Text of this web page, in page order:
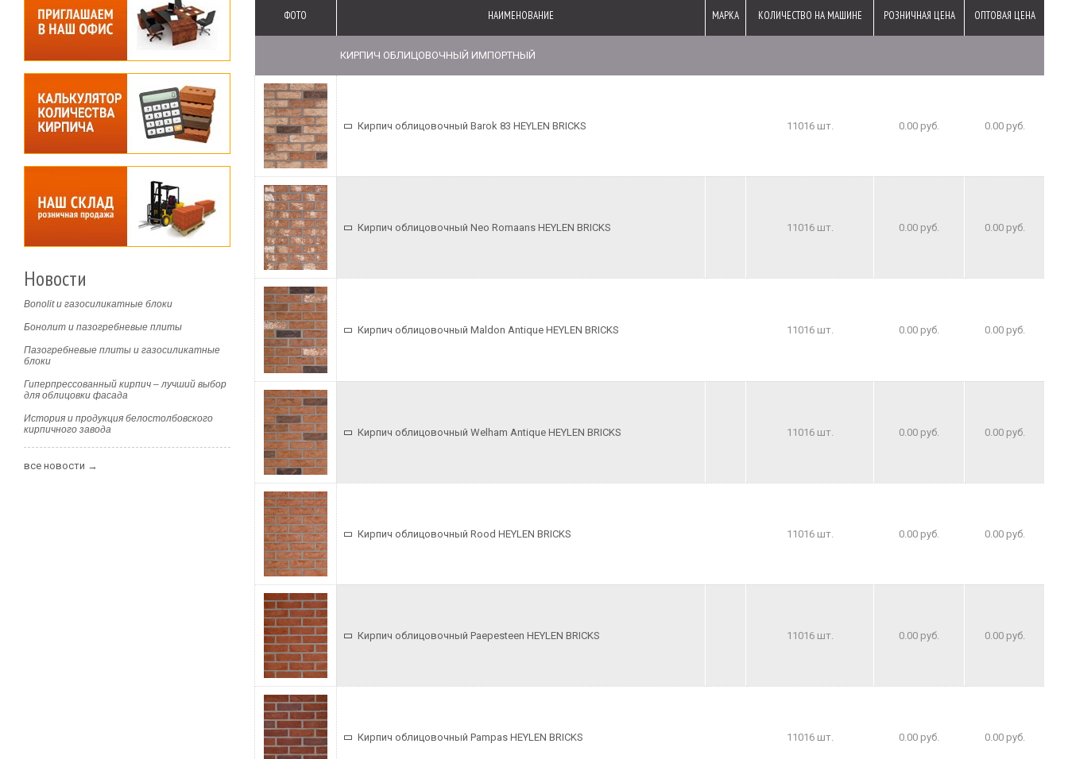
ФОТО НАИМЕНОВАНИЕ МАРКА КОЛИЧЕСТВО НА МАШИНЕ РОЗНИЧНАЯ ЦЕНА ОПТОВАЯ ЦЕНА
КИРПИЧ ОБЛИЦОВОЧНЫЙ ИМПОРТНЫЙ
Кирпич облицовочный Barok 83 HEYLEN BRICKS 11016 шт. 0.00 руб. 0.00 руб.
Кирпич облицовочный Neo Romaans HEYLEN BRICKS 11016 шт. 0.00 руб. 0.00 руб.
Кирпич облицовочный Maldon Antique HEYLEN BRICKS 11016 шт. 0.00 руб. 0.00 руб.
Кирпич облицовочный Welham Antique HEYLEN BRICKS 11016 шт. 0.00 руб. 0.00 руб.
Кирпич облицовочный Rood HEYLEN BRICKS 11016 шт. 0.00 руб. 0.00 руб.
Кирпич облицовочный Paepesteen HEYLEN BRICKS 11016 шт. 0.00 руб. 0.00 руб.
Кирпич облицовочный Pampas HEYLEN BRICKS 11016 шт. 0.00 руб. 0.00 руб.
Новости
Bonolit и газосиликатные блоки
Бонолит и пазогребневые плиты
Пазогребневые плиты и газосиликатные
блоки
Гиперпрессованный кирпич – лучший выбор
для облицовки фасада
История и продукция белостолбовского
кирпичного завода
все новости →